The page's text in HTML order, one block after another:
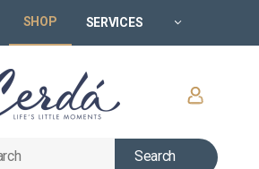
SHOP SERVICES
Search